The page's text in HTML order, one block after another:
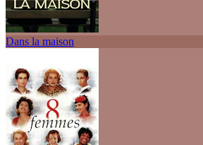
Dans la maison